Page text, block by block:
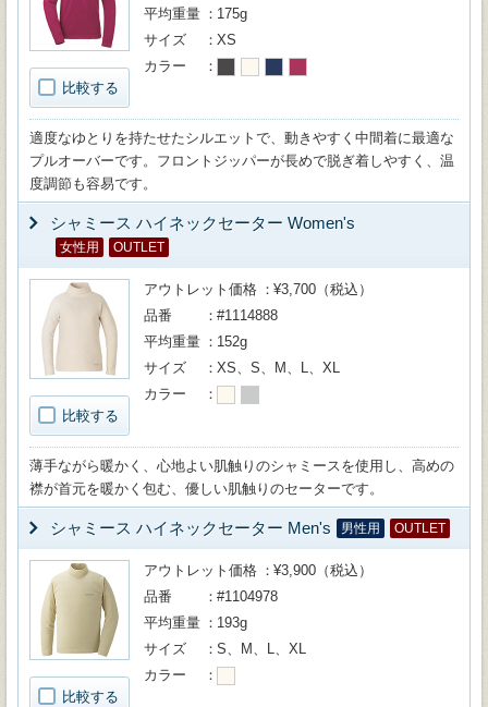
比較する
平均重量
175g
サイズ
XS
カラー
適度なゆとりを持たせたシルエットで、動きやすく中間着に最適な
プルオーバーです。フロントジッパーが長めで脱ぎ着しやすく、温
度調節も容易です。
シャミース ハイネックセーター Women's
女性用 OUTLET
比較する
アウトレット価格
¥3,700（税込）
品番
#1114888
平均重量
152g
サイズ
XS、S、M、L、XL
カラー
薄手ながら暖かく、心地よい肌触りのシャミースを使用し、高めの
襟が首元を暖かく包む、優しい肌触りのセーターです。
シャミース ハイネックセーター Men's 男性用 OUTLET
比較する
アウトレット価格
¥3,900（税込）
品番
#1104978
平均重量
193g
サイズ
S、M、L、XL
カラー